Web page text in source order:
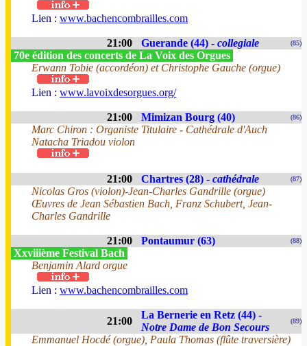
Lien : www.bachencombrailles.com
21:00 Guerande (44) - collegiale (85)
70e édition des concerts de La Voix des Orgues
Erwann Tobie (accordéon) et Christophe Gauche (orgue)
Lien : www.lavoixdesorgues.org/
21:00 Mimizan Bourg (40) (86)
Marc Chiron : Organiste Titulaire - Cathédrale d'Auch
Natacha Triadou violon
21:00 Chartres (28) - cathédrale (87)
Nicolas Gros (violon)-Jean-Charles Gandrille (orgue)
Œuvres de Jean Sébastien Bach, Franz Schubert, Jean-
Charles Gandrille
21:00 Pontaumur (63) (88)
Xxviiième Festival Bach
Benjamin Alard orgue
Lien : www.bachencombrailles.com
21:00
La Bernerie en Retz (44) -
Notre Dame de Bon Secours
(89)
Emmanuel Hocdé (orgue), Paula Thomas (flûte traversière)